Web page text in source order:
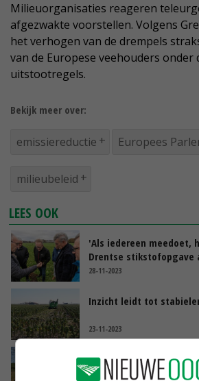
Milieuorganisaties reageren
afgezwakte voorstellen. Volgens
het verhogen van de drempels
van de Europese veehouders onder
uitstootregels.
Bekijk meer over:
emissiereductie Europees
milieubeleid
LEES OOK
'Als iedereen meedoet,
Drentse stikstofopgave
28-11-2023
Inzicht leidt tot
23-11-2023
VVD en BBB lijnrecht
beleid in Brabant